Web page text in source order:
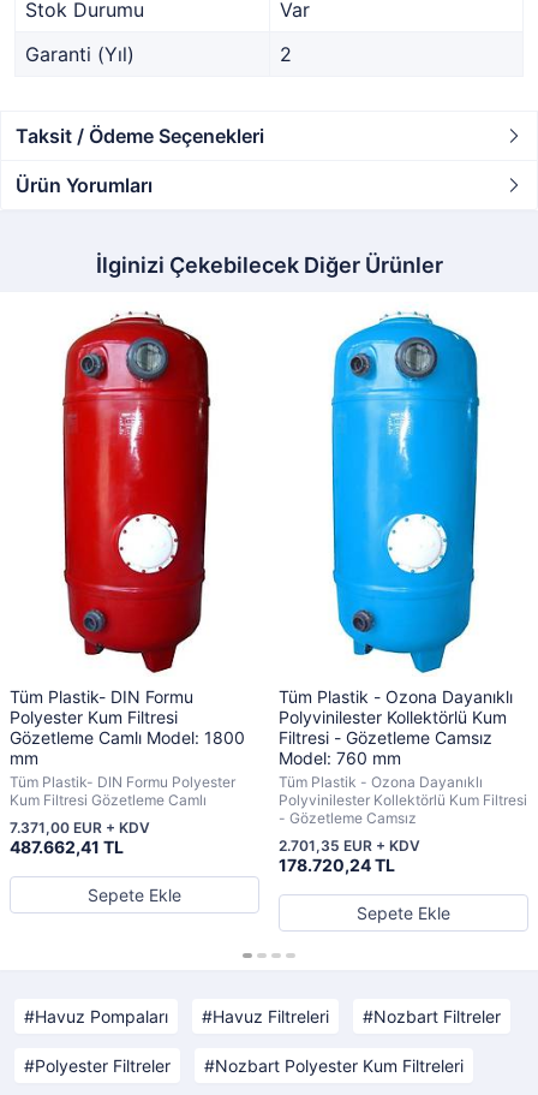
Stok Durumu
Var
Garanti (Yıl)
2
Taksit / Ödeme Seçenekleri
Ürün Yorumları
İlginizi Çekebilecek Diğer Ürünler
Tüm Plastik- DIN Formu
Polyester Kum Filtresi
Gözetleme Camlı Model: 1800
mm
Tüm Plastik- DIN Formu Polyester
Kum Filtresi Gözetleme Camlı
487.662,41 TL
7.371,00 EUR + KDV
Sepete Ekle
Tüm Plastik - Ozona Dayanıklı
Polyvinilester Kollektörlü Kum
Filtresi - Gözetleme Camsız
Model: 760 mm
Tüm Plastik - Ozona Dayanıklı
Polyvinilester Kollektörlü Kum Filtresi
- Gözetleme Camsız
178.720,24 TL
2.701,35 EUR + KDV
Sepete Ekle
Havuz Pompaları Havuz Filtreleri Nozbart Filtreler
Polyester Filtreler Nozbart Polyester Kum Filtreleri